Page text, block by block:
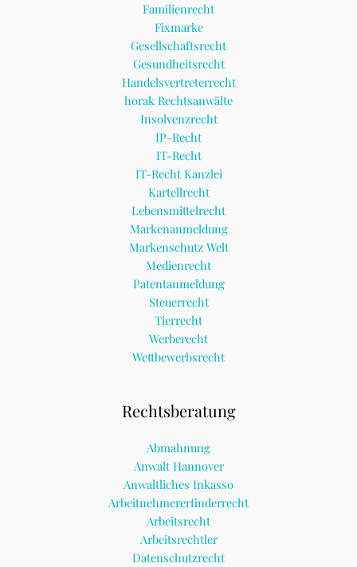
Familienrecht
Fixmarke
Gesellschaftsrecht
Gesundheitsrecht
Handelsvertreterrecht
horak Rechtsanwälte
Insolvenzrecht
IP-Recht
IT-Recht
IT-Recht Kanzlei
Kartellrecht
Lebensmittelrecht
Markenanmeldung
Markenschutz Welt
Medienrecht
Patentanmeldung
Steuerrecht
Tierrecht
Werberecht
Wettbewerbsrecht
Rechtsberatung
Abmahnung
Anwalt Hannover
Anwaltliches Inkasso
Arbeitnehmererfinderrecht
Arbeitsrecht
Arbeitsrechtler
Datenschutzrecht